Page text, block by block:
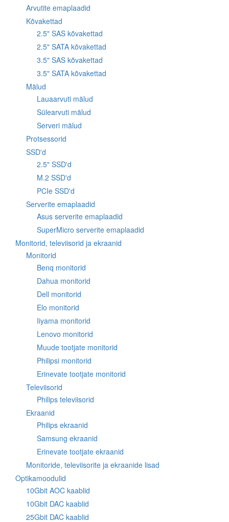
Arvutite emaplaadid
Kõvakettad
2.5" SAS kõvakettad
2.5" SATA kõvakettad
3.5" SAS kõvakettad
3.5" SATA kõvakettad
Mälud
Lauaarvuti mälud
Sülearvuti mälud
Serveri mälud
Protsessorid
SSD'd
2.5" SSD'd
M.2 SSD'd
PCIe SSD'd
Serverite emaplaadid
Asus serverite emaplaadid
SuperMicro serverite emaplaadid
Monitorid, televiisorid ja ekraanid
Monitorid
Benq monitorid
Dahua monitorid
Dell monitorid
Elo monitorid
Iiyama monitorid
Lenovo monitorid
Muude tootjate monitorid
Philipsi monitorid
Erinevate tootjate monitorid
Televiisorid
Philips televiisorid
Ekraanid
Philips ekraanid
Samsung ekraanid
Erinevate tootjate ekraanid
Monitoride, televiisorite ja ekraanide lisad
Optikamoodulid
10Gbit AOC kaablid
10Gbit DAC kaablid
25Gbit DAC kaablid